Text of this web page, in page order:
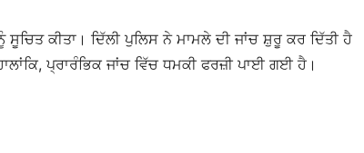
ਕੀਤਾ। ਦਿੱਲੀ ਪੁਲਿਸ ਨੇ ਮਾਮਲੇ ਦੀ ਜਾਂਚ ਸ਼ੁਰੂ ਕਰ ਦਿੱਤੀ ਹੈ
ਪ੍ਰਾਰੰਭਿਕ ਜਾਂਚ ਵਿੱਚ ਧਮਕੀ ਫਰਜ਼ੀ ਪਾਈ ਗਈ ਹੈ।